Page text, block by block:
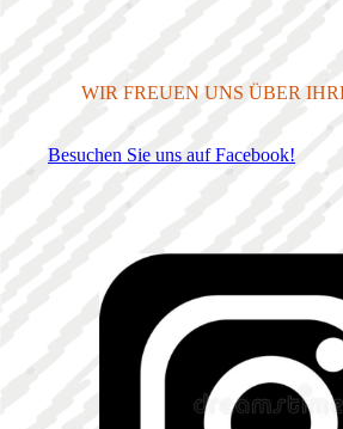
WIR FREUEN UNS ÜBER
Besuchen Sie uns auf Facebook!